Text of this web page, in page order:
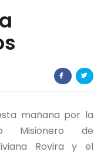
mañana por la
Misionero de
Rovira y el